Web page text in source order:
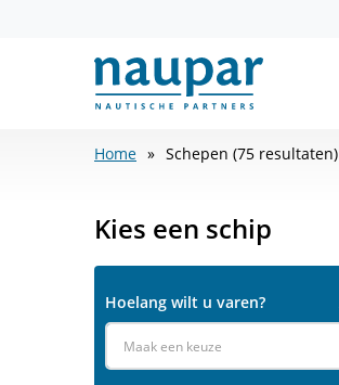
Home Schepen (75 resultaten)
Kies een schip
Hoelang wilt u varen?
Maak een keuze